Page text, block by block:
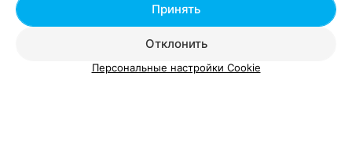
Добавить специалиста
Отклонить
Принять
Персональные настройки Cookie